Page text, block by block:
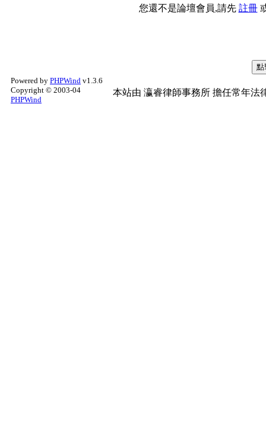
您還不是論壇會員,請先 註冊
Powered by PHPWind v1.3.6
Copyright © 2003-04
PHPWind
本站由 瀛睿律師事務所 擔任常年法